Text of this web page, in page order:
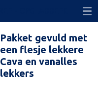
Pakket gevuld met
een flesje lekkere
Cava en vanalles
lekkers